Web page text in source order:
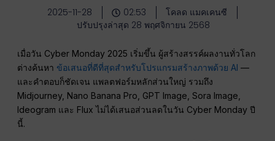
2025-11-28 02:53
โคลด แมคเคนซี
ปรับปรุงล่าสุด 28 พฤศจิกายน 2568
เมื่อวัน Cyber Monday 2025 เริ่มขึ้น ผู้สร้างสรรค์ผลงานทั่วโลก
ต่างค้นหา ข้อเสนอที่ดีที่สุดสำหรับโปรแกรมสร้างภาพด้วย AI —
และคำตอบก็ชัดเจน แพลตฟอร์มหลักส่วนใหญ่ รวมถึง
Midjourney, Nano Banana Pro, GPT Image, Sora Image,
Ideogram และ Flux ไม่ได้เสนอส่วนลดในวัน Cyber Monday ปี
นี้.